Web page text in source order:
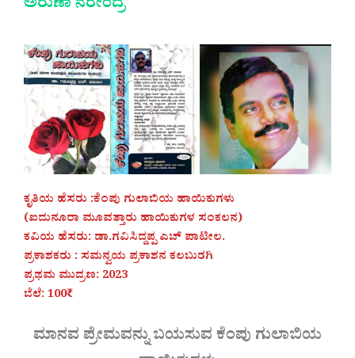
ಅರುಣಾ ನರೇಂದ್ರ
ಕೃತಿಯ ಹೆಸರು :ಕೆಂಪು ಗುಲಾಬಿಯ ಹಾಯಿಕುಗಳು
(ಐದುನೂರಾ ಮೂವತ್ತಾರು ಹಾಯಿಕುಗಳ ಸಂಕಲನ)
ಕವಿಯ ಹೆಸರು: ಡಾ.ಗವಿಸಿದ್ದಪ್ಪ ಎಚ್ ಪಾಟೀಲ.
ಪ್ರಕಾಶಕರು : ಸಮನ್ವಯ ಪ್ರಕಾಶನ ಕಲಬುರಗಿ
ಪ್ರಥಮ ಮುದ್ರಣ: 2023
ಬೆಲೆ: 100₹
ಮಾನವ ಪ್ರೇಮವನ್ನು ಬಯಸುವ ಕೆಂಪು ಗುಲಾಬಿಯ